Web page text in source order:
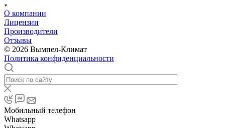
О компании
Лицензии
Производители
Отзывы
© 2026 Вымпел-Климат
Политика конфиденциальности
Мобильный телефон
Whatsapp